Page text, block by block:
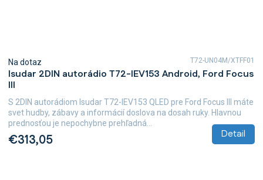
Isudar 2DIN autorádio T72-IEV153 Android, Ford Focus
III
Na dotaz
€313,05 Detail
S 2DIN autorádiom Isudar T72-IEV153 QLED pre Ford Focus III máte
svet hudby, zábavy a informácií doslova na dosah ruky. Hlavnou
prednosťou je nepochybne prehľadná...
T72-UN04M/XTFF01